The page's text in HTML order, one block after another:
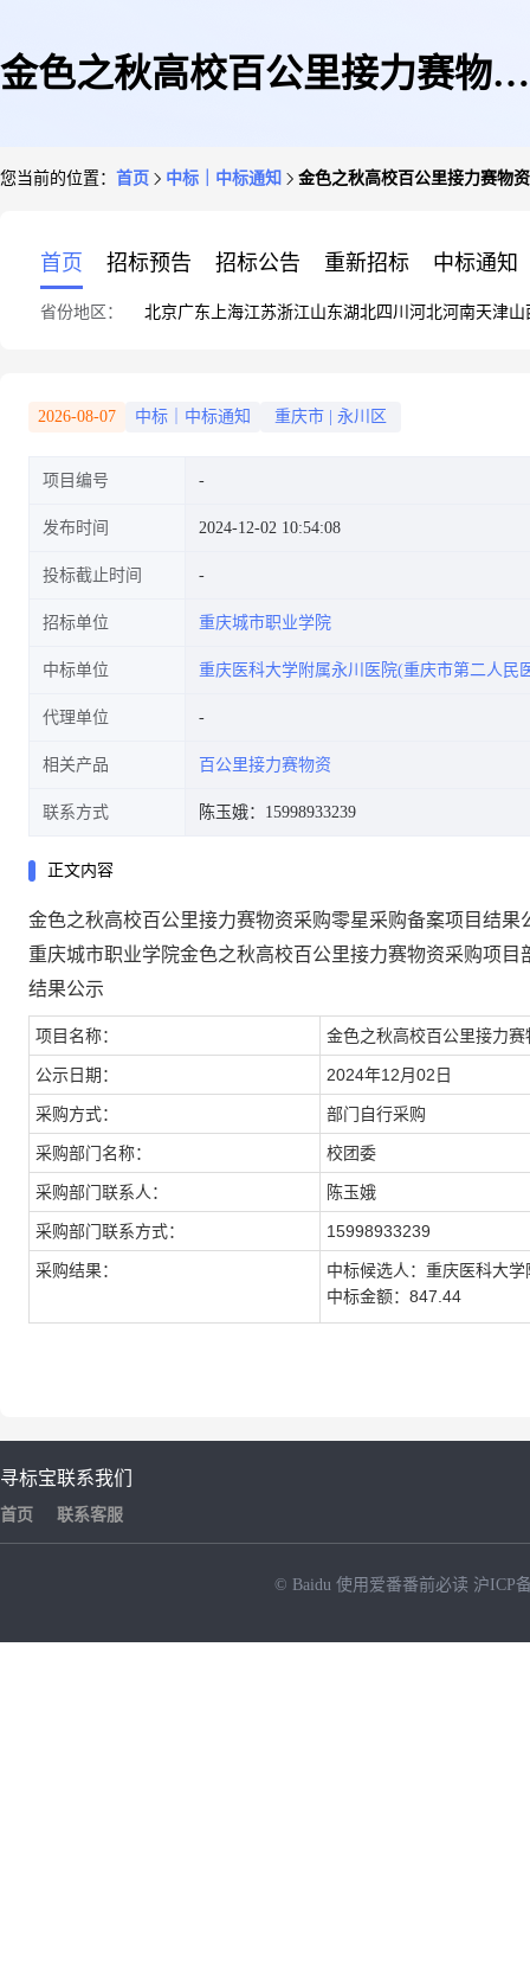
金色之秋高校百公里接力赛物资
您当前的位置： 首页 中标｜中标通知 金色之秋高校百公里接力赛物
首页 招标预告 招标公告 重新招标 中标通知
省份地区： 北京广东 上海江苏浙江山东湖北四川 河北河南天津山
2026-08-07 中标｜中标通知 重庆市 永川区
项目编号
发布时间 2024-12-02 10:54:08
投标截止时间
招标单位 重庆城市职业学院
中标单位 重庆医科大学附属永川医院(重庆市第二人民
代理单位
相关产品 百公里接力赛物资
联系方式 陈玉娥：15998933239
正文内容
金色之秋高校百公里接力赛物资采购零星采购备案项目结果
重庆城市职业学院金色之秋高校百公里接力赛物资采购项目
结果公示
项目名称： 金色之秋高校百公里接力赛
公示日期： 2024年12月02日
采购方式： 部门自行采购
采购部门名称： 校团委
采购部门联系人： 陈玉娥
采购部门联系方式： 15998933239
采购结果：
中标候选人：重庆医科大
中标金额：847.44
寻标宝
首页
联系我们
联系客服
© Baidu 使用爱番番前必读 沪ICP